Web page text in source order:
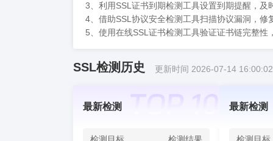
3、利用SSL证书到期检测工具设置到期提醒，
4、借助SSL协议安全检测工具扫描协议漏洞，
5、使用在线SSL证书检测工具验证证书链完整
SSL检测历史 更新时间 2026-07-14 16:00:02
最新检测 最新检测